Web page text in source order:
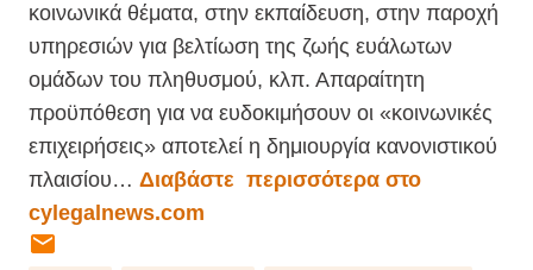
κοινωνικά θέματα, στην εκπαίδευση, στην παροχή
υπηρεσιών για βελτίωση της ζωής ευάλωτων
ομάδων του πληθυσμού, κλπ. Απαραίτητη
προϋπόθεση για να ευδοκιμήσουν οι «κοινωνικές
επιχειρήσεις» αποτελεί η δημιουργία κανονιστικού
πλαισίου… Διαβάστε περισσότερα στο
cylegalnews.com